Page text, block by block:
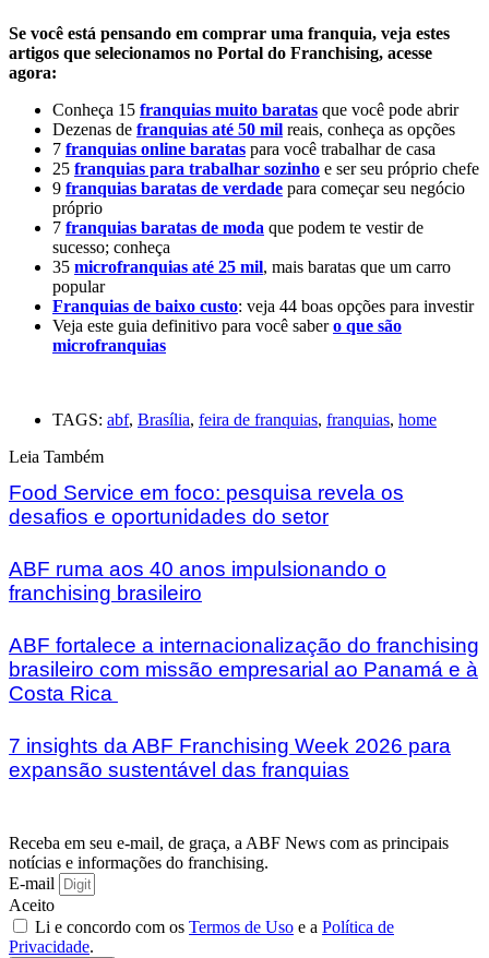
Se você está pensando em comprar uma franquia, veja estes
artigos que selecionamos no Portal do Franchising, acesse
agora:
Conheça 15 franquias muito baratas que você pode abrir
Dezenas de franquias até 50 mil reais, conheça as opções
7 franquias online baratas para você trabalhar de casa
25 franquias para trabalhar sozinho e ser seu próprio chefe
9 franquias baratas de verdade para começar seu negócio
próprio
7 franquias baratas de moda que podem te vestir de
sucesso; conheça
35 microfranquias até 25 mil, mais baratas que um carro
popular
Franquias de baixo custo: veja 44 boas opções para investir
Veja este guia definitivo para você sabero que são
microfranquias
TAGS: abf, Brasília, feira de franquias, franquias, home
Leia Também
Food Service em foco: pesquisa revela os
desafios e oportunidades do setor
ABF ruma aos 40 anos impulsionando o
franchising brasileiro
ABF fortalece a internacionalização do franchising
brasileiro com missão empresarial ao Panamá e à
Costa Rica
7 insights da ABF Franchising Week 2026 para
expansão sustentável das franquias
Receba em seu e-mail, de graça, a ABF News com as principais
notícias e informações do franchising.
E-mail
Aceito
Li e concordo com os Termos de Uso e a Política de
Privacidade.